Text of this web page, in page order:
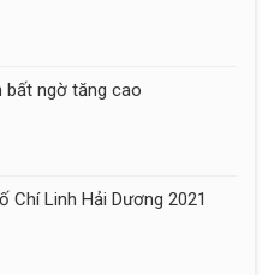
bất ngờ tăng cao
Chí Linh Hải Dương 2021